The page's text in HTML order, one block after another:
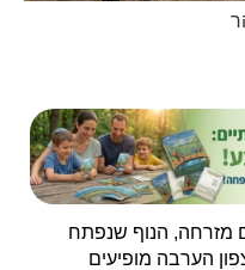
מזרחה, הנוף שנפתח
הערבה מופיעים